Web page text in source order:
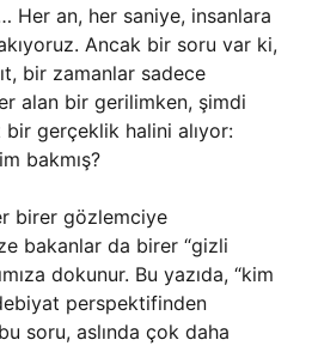
Her an, her saniye, insanlara
Ancak bir soru var ki,
bir zamanlar sadece
alan bir gerilimken, şimdi
gerçeklik halini alıyor:
bakmış?
birer gözlemciye
bakanlar da birer “gizli
dokunur. Bu yazıda, “kim
perspektifinden
soru, aslında çok daha